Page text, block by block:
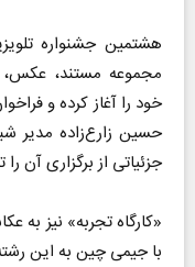
هشتمین جشنواره
مجموعه مستند،
حسین زارع‌زاده مدیر
جزئیاتی از برگزاری آن
«کارگاه تجربه» نیز به
با جیمی چین به این